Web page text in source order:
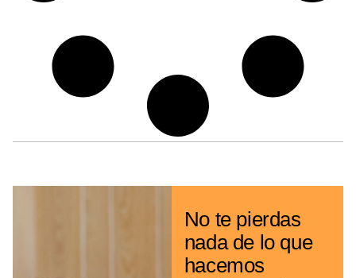
No te pierdas
nada de lo que
hacemos